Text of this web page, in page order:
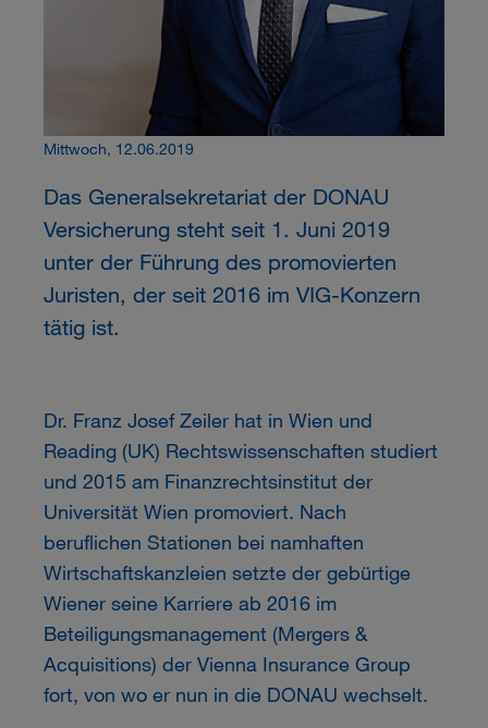
Mittwoch, 12.06.2019
Das Generalsekretariat der DONAU
Versicherung steht seit 1. Juni 2019
unter der Führung des promovierten
Juristen, der seit 2016 im VIG-Konzern
tätig ist.
Dr. Franz Josef Zeiler hat in Wien und
Reading (UK) Rechtswissenschaften studiert
und 2015 am Finanzrechtsinstitut der
Universität Wien promoviert. Nach
beruflichen Stationen bei namhaften
Wirtschaftskanzleien setzte der gebürtige
Wiener seine Karriere ab 2016 im
Beteiligungsmanagement (Mergers &
Acquisitions) der Vienna Insurance Group
fort, von wo er nun in die DONAU wechselt.